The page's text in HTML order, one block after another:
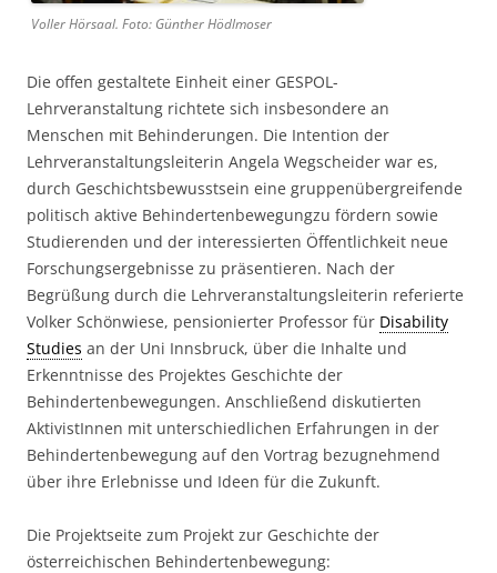
Voller Hörsaal. Foto: Günther Hödlmoser
Die offen gestaltete Einheit einer GESPOL-
Lehrveranstaltung richtete sich insbesondere an
Menschen mit Behinderungen. Die Intention der
Lehrveranstaltungsleiterin Angela Wegscheider war es,
durch Geschichtsbewusstsein eine gruppenübergreifende
politisch aktive Behindertenbewegungzu fördern sowie
Studierenden und der interessierten Öffentlichkeit neue
Forschungsergebnisse zu präsentieren. Nach der
Begrüßung durch die Lehrveranstaltungsleiterin referierte
Volker Schönwiese, pensionierter Professor für Disability
Studies an der Uni Innsbruck, über die Inhalte und
Erkenntnisse des Projektes Geschichte der
Behindertenbewegungen. Anschließend diskutierten
AktivistInnen mit unterschiedlichen Erfahrungen in der
Behindertenbewegung auf den Vortrag bezugnehmend
über ihre Erlebnisse und Ideen für die Zukunft.
Die Projektseite zum Projekt zur Geschichte der
österreichischen Behindertenbewegung: